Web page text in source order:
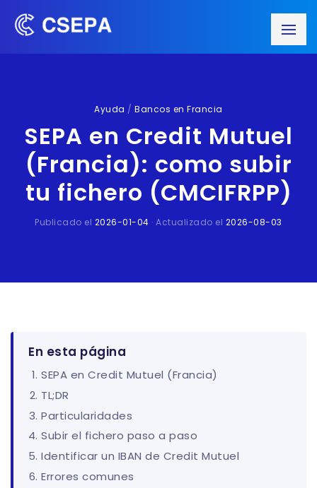
Ayuda /Bancos en Francia
SEPA en Credit Mutuel
(Francia): como subir
tu fichero (CMCIFRPP)
Publicado el 2026-01-04 · Actualizado el 2026-08-03
En esta página
SEPA en Credit Mutuel (Francia)
TL;DR
Particularidades
Subir el fichero paso a paso
Identificar un IBAN de Credit Mutuel
Errores comunes